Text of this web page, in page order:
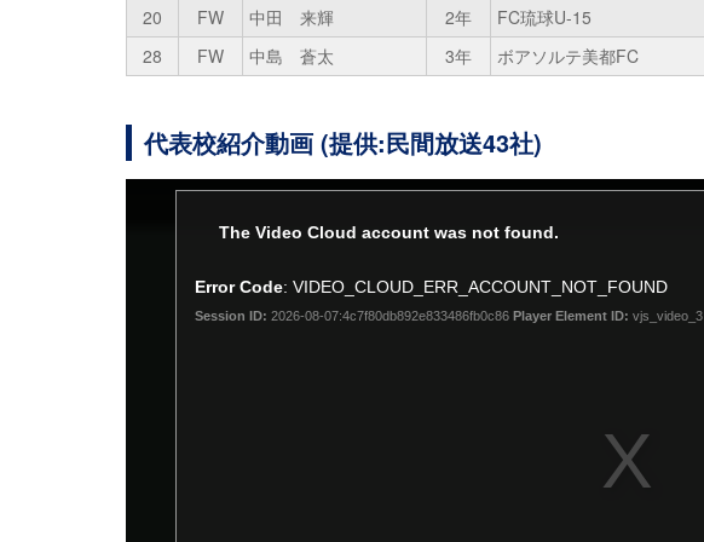
20 FW 中田 来輝 2年 FC琉球U-15
28
FW 中島 蒼太 3年 ボアソルテ美都FC
代表校紹介動画 (提供:民間放送43社)
The Video Cloud account was not found.
Error Code: VIDEO_CLOUD_ERR_ACCOUNT_NOT_FOUND
Session ID: 2026-08-07:4c7f80db892e833486fb0c86Player Element ID: vjs_video_3